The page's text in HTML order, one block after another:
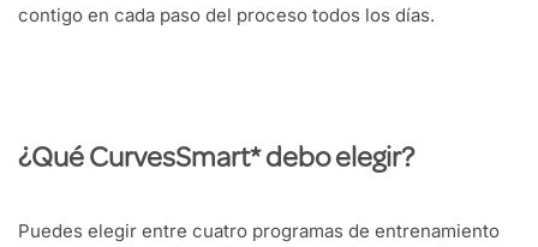
contigo en cada paso del proceso todos los días.
¿Qué CurvesSmart* debo elegir?
Puedes elegir entre cuatro programas de entrenamiento